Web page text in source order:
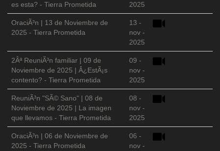
es esta? - Tierra Prometida
2025
OraciÃ³n | 13 de Noviembre de
2025 - Tierra Prometida
13 -
nov -
2025
2Âª ReuniÃ³n familiar | 09 de
Noviembre de 2025 | Â¿EstÃ¡s
contento? - Tierra Prometida
09 -
nov -
2025
ReuniÃ³n "SÃ© Sano" | 08 de
Noviembre de 2025 | La imagen
que llevamos - Tierra Prometida
08 -
nov -
2025
OraciÃ³n | 06 de Noviembre de
2025 - Tierra Prometida
06 -
nov -